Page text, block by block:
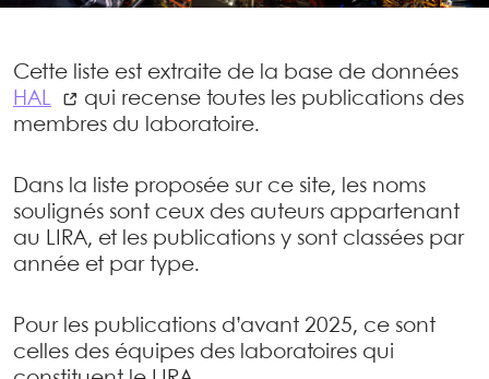
Cette liste est extraite de la base de données
HAL
qui recense toutes les publications des
membres du laboratoire.
Dans la liste proposée sur ce site, les noms
soulignés sont ceux des auteurs appartenant
au LIRA, et les publications y sont classées par
année et par type.
Pour les publications d’avant 2025, ce sont
celles des équipes des laboratoires qui